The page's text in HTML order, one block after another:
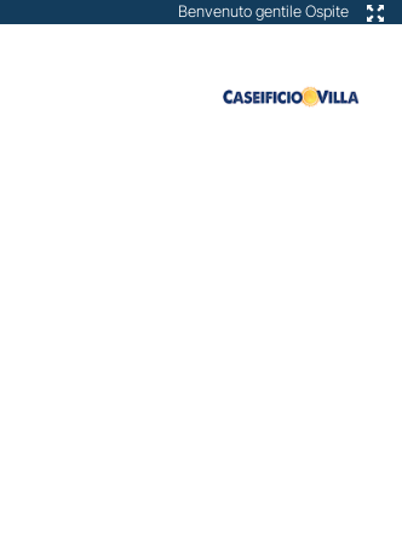
Benvenuto gentile Ospite